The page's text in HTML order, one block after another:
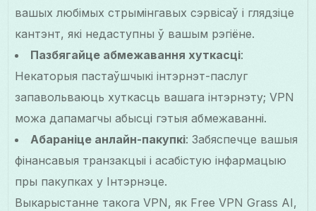
вашых любімых стрымінгавых сэрвісаў і глядзіце
кантэнт, які недаступны ў вашым рэгіёне.
Пазбягайце абмежавання хуткасці:
Некаторыя пастаўшчыкі інтэрнэт-паслуг
запавольваюць хуткасць вашага інтэрнэту; VPN
можа дапамагчы абысці гэтыя абмежаванні.
Абараніце анлайн-пакупкі: Забяспечце вашыя
фінансавыя транзакцыі і асабістую інфармацыю
пры пакупках у Інтэрнэце.
Выкарыстанне такога VPN, як Free VPN Grass AI,